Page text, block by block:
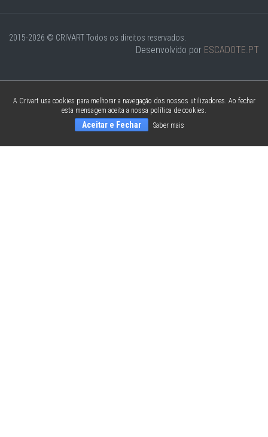
2015-2026 © CRIVARTTodos os direitos reservados.
Desenvolvido por ESCADOTE.PT
A Crivart usa cookies para melhorar a navegação dos nossos utilizadores. Ao fechar
esta mensagem aceita a nossa política de cookies.
Aceitar e Fechar Saber mais